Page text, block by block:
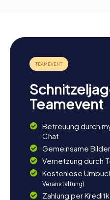
Teamevent
Betreuung durch
Chat
Gemeinsame
Vernetzung durch
Kostenlose
Veranstaltung)
Zahlung per